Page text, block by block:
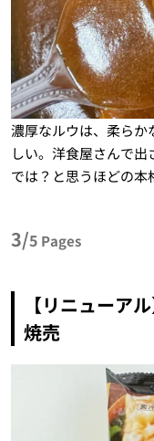
濃厚なルウは、柔らか
しい。洋食屋さんで
では？と思うほどの本
3/5 Pages
【リニューア
焼売